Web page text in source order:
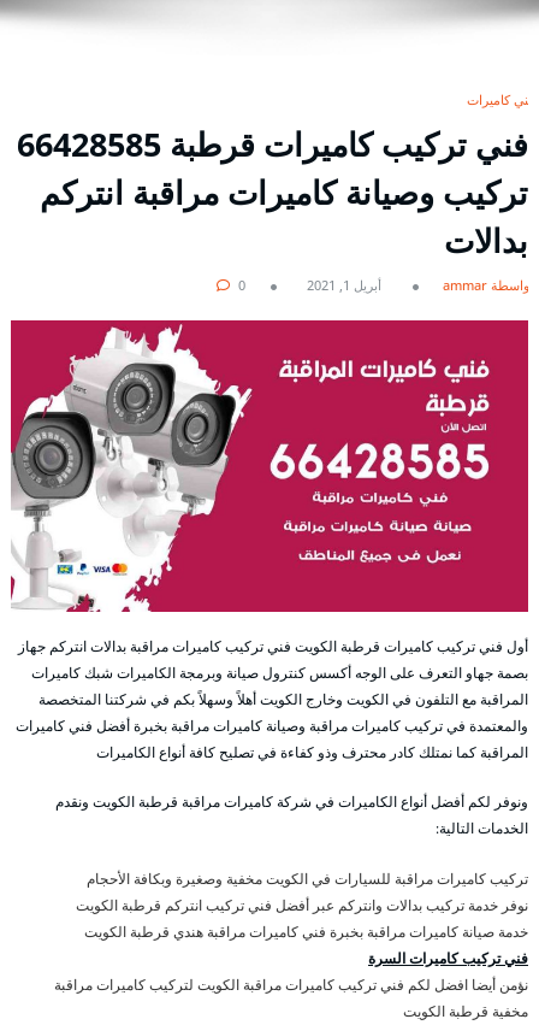
فني كاميرات
فني تركيب كاميرات قرطبة 66428585
تركيب وصيانة كاميرات مراقبة انتركم
بدالات
بواسطة ammar أبريل 1, 2021 0
أول فني تركيب كاميرات قرطبة الكويت فني تركيب كاميرات مراقبة بدالات انتركم جهاز
بصمة جهاو التعرف على الوجه أكسس كنترول صيانة وبرمجة الكاميرات شبك كاميرات
المراقبة مع التلفون في الكويت وخارج الكويت أهلاً وسهلاً بكم في شركتنا المتخصصة
والمعتمدة في تركيب كاميرات مراقبة وصيانة كاميرات مراقبة بخبرة أفضل فني كاميرات
المراقبة كما نمتلك كادر محترف وذو كفاءة في تصليح كافة أنواع الكاميرات
ونوفر لكم أفضل أنواع الكاميرات في شركة كاميرات مراقبة قرطبة الكويت ونقدم
الخدمات التالية:
تركيب كاميرات مراقبة للسيارات في الكويت مخفية وصغيرة وبكافة الأحجام
نوفر خدمة تركيب بدالات وانتركم عبر أفضل فني تركيب انتركم قرطبة الكويت
خدمة صيانة كاميرات مراقبة بخبرة فني كاميرات مراقبة هندي قرطبة الكويت
فني تركيب كاميرات السرة
نؤمن أيضا افضل لكم فني تركيب كاميرات مراقبة الكويت لتركيب كاميرات مراقبة
مخفية قرطبة الكويت